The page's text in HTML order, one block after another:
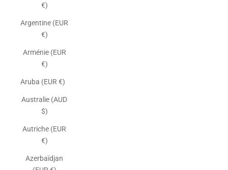
€)
Argentine (EUR
€)
Arménie (EUR
€)
Aruba (EUR €)
Australie (AUD
$)
Autriche (EUR
€)
Azerbaïdjan